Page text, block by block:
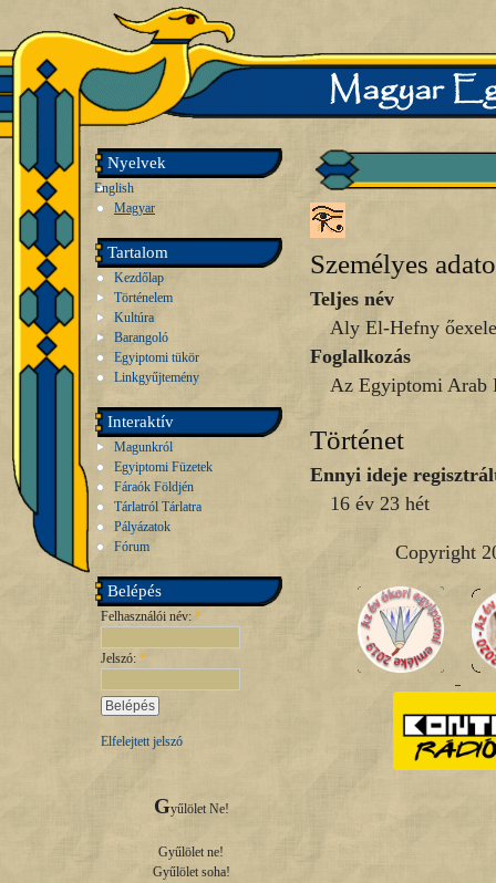
Nyelvek
English
Magyar
Tartalom
Kezdőlap
Történelem
Kultúra
Barangoló
Egyiptomi tükör
Linkgyűjtemény
Interaktív
Magunkról
Egyiptomi Füzetek
Fáraók Földjén
Tárlatról Tárlatra
Pályázatok
Fórum
Belépés
Felhasználói név: *
Jelszó: *
Elfelejtett jelszó
Gyűlölet Ne!
Gyűlölet ne!
Gyűlölet soha!
Személyes
Teljes név
Aly El-Hefny
Foglalkozás
Az Egyiptomi Arab
Történet
Ennyi ideje
16 év 23 hét
Copyright